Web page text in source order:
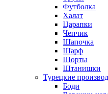
Футболка
Халат
Царапки
Чепчик
Шапочка
Шарф
Шорты
Штанишки
Турецкие
Боди